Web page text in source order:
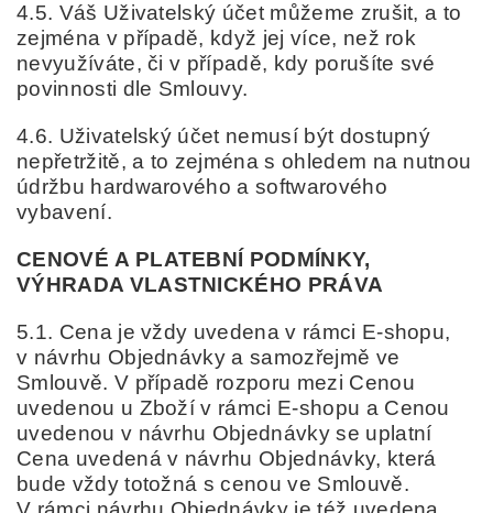
4.5. Váš Uživatelský účet můžeme zrušit, a to
zejména v případě, když jej více, než rok
nevyužíváte, či v případě, kdy porušíte své
povinnosti dle Smlouvy.
4.6. Uživatelský účet nemusí být dostupný
nepřetržitě, a to zejména s ohledem na nutnou
údržbu hardwarového a softwarového
vybavení.
CENOVÉ A PLATEBNÍ PODMÍNKY,
VÝHRADA VLASTNICKÉHO PRÁVA
5.1. Cena je vždy uvedena v rámci E-shopu,
v návrhu Objednávky a samozřejmě ve
Smlouvě. V případě rozporu mezi Cenou
uvedenou u Zboží v rámci E-shopu a Cenou
uvedenou v návrhu Objednávky se uplatní
Cena uvedená v návrhu Objednávky, která
bude vždy totožná s cenou ve Smlouvě.